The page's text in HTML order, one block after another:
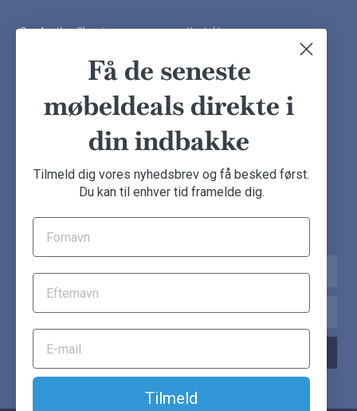
Om Another Classic
Handelsbetingelser
Kontakt os
Kundeudtalelser
Besøg showroom
indbakke.
Få de seneste
møbeldeals direkte i
din indbakke
Tilmeld dig vores nyhedsbrev og få besked først.
Du kan til enhver tid framelde dig.
Tilmeld